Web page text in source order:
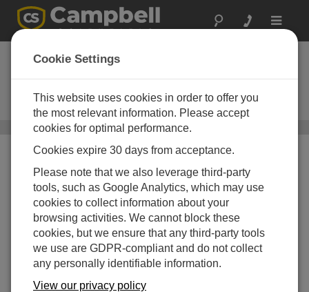
Toggle
MS-80SH-L
ドームヒータ内蔵の Class A
Spectrally Flat and Fast-Response
日射計
太陽光センサ/ MS-80SH-L
Cookie Settings
This website uses cookies in order to offer you
the most relevant information. Please accept
cookies for optimal performance.
Cookies expire 30 days from acceptance.
Please note that we also leverage third-party
tools, such as Google Analytics, which may use
cookies to collect information about your
browsing activities. We cannot block these
cookies, but we ensure that any third-party tools
we use are GDPR-compliant and do not collect
any personally identifiable information.
View our privacy policy